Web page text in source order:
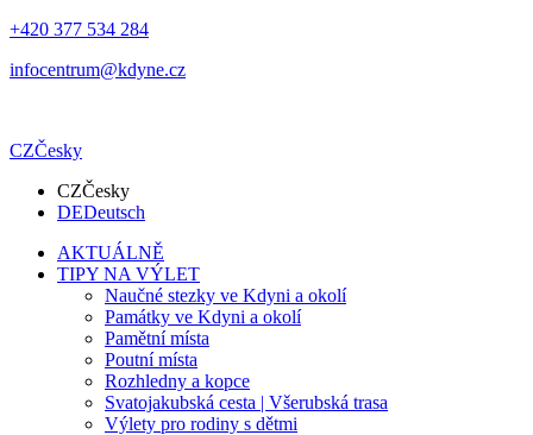
+420 377 534 284
infocentrum@kdyne.cz
CZČesky
CZČesky
DEDeutsch
AKTUÁLNĚ
TIPY NA VÝLET
Naučné stezky ve Kdyni a okolí
Památky ve Kdyni a okolí
Pamětní místa
Poutní místa
Rozhledny a kopce
Svatojakubská cesta | Všerubská trasa
Výlety pro rodiny s dětmi